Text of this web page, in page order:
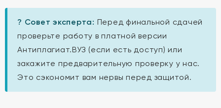
? Совет эксперта: Перед финальной сдачей
проверьте работу в платной версии
Антиплагиат.ВУЗ (если есть доступ) или
закажите предварительную проверку у нас.
Это сэкономит вам нервы перед защитой.